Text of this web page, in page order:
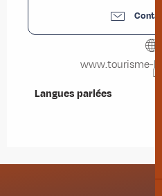
www.tourisme-
Langues parlées
Langues parlées